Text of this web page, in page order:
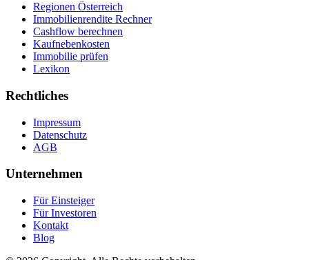
Regionen Österreich
Immobilienrendite Rechner
Cashflow berechnen
Kaufnebenkosten
Immobilie prüfen
Lexikon
Rechtliches
Impressum
Datenschutz
AGB
Unternehmen
Für Einsteiger
Für Investoren
Kontakt
Blog